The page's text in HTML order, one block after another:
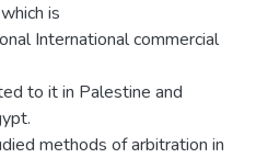
is
International commercial
to it in Palestine and
methods of arbitration in